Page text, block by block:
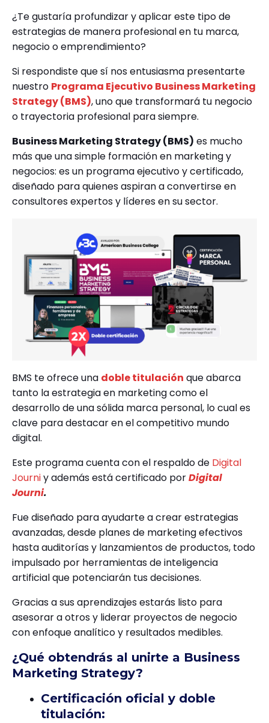
¿Te gustaría profundizar y aplicar este tipo de
estrategias de manera profesional en tu marca,
negocio o emprendimiento?
Si respondiste que sí nos entusiasma presentarte
nuestro Programa Ejecutivo Business Marketing
Strategy (BMS), uno que transformará tu negocio
o trayectoria profesional para siempre.
Business Marketing Strategy (BMS) es mucho
más que una simple formación en marketing y
negocios: es un programa ejecutivo y certificado,
diseñado para quienes aspiran a convertirse en
consultores expertos y líderes en su sector.
BMS te ofrece una doble titulación que abarca
tanto la estrategia en marketing como el
desarrollo de una sólida marca personal, lo cual es
clave para destacar en el competitivo mundo
digital.
Este programa cuenta con el respaldo de Digital
Journiy además está certificado porDigital
Journi.
Fue diseñado para ayudarte a crear estrategias
avanzadas, desde planes de marketing efectivos
hasta auditorías y lanzamientos de productos, todo
impulsado por herramientas de inteligencia
artificial que potenciarán tus decisiones.
Gracias a sus aprendizajes estarás listo para
asesorar a otros y liderar proyectos de negocio
con enfoque analítico y resultados medibles.
¿Qué obtendrás al unirte a Business
Marketing Strategy?
Certificación oficial y doble
titulación: